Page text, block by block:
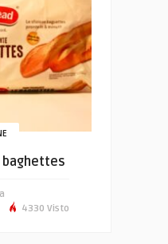
baghettes
4330 Visto